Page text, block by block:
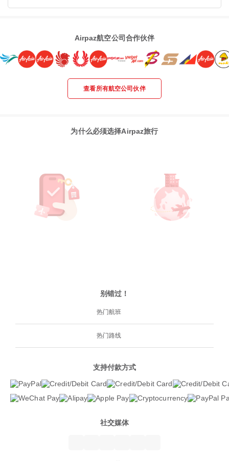
Airpaz航空公司合作伙伴
查看所有航空公司伙伴
为什么必须选择Airpaz旅行
别错过！
热门航班
热门路线
支持付款方式
社交媒体